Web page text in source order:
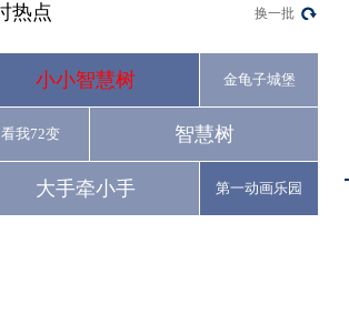
热点 换一批
小小智慧树 金龟子城堡
看我72变 智慧树
大手牵小手 第一动画乐园